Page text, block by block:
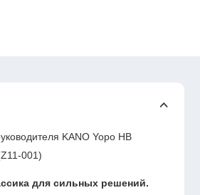
KANO Yopo HB
001)
для сильных решений.